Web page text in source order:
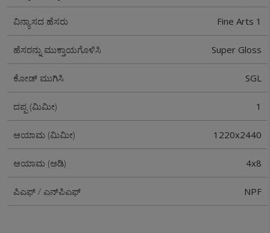
ವಿನ್ಯಾಸದ ಹೆಸರು Fine Arts 1
ಹೆಸರನ್ನು ಮುಕ್ತಾಯಗೊಳಿಸಿ Super Gloss
ಕೋಡ್ ಮುಗಿಸಿ SGL
ದಪ್ಪ (ಮಿಮೀ) 1
ಆಯಾಮ (ಮಿಮೀ) 1220x2440
ಆಯಾಮ (ಅಡಿ) 4x8
ಪಿಎಫ್ / ಎನ್‌ಪಿಎಫ್ NPF